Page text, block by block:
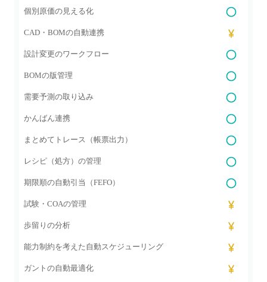
個別原価の見える化
CAD・BOMの自動連携
設計変更のワークフロー
BOMの版管理
需要予測の取り込み
かんばん連携
まとめてトレース（帳票出力）
レシピ（処方）の管理
期限順の自動引当（FEFO）
試験・COAの管理
歩留りの分析
能力制約を考えた自動スケジューリング
ガントの自動最適化